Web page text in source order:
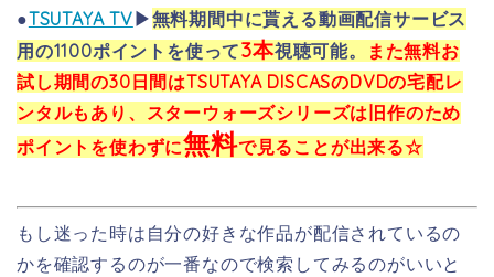
●TSUTAYA TV ▶無料期間中に貰える動画配信サービス
用の1100ポイントを使って3本視聴可能。
また無料お
試し期間の30日間はTSUTAYA DISCASのDVDの宅配レ
ンタルもあり、スターウォーズシリーズは旧作のため
ポイントを使わずに無料で見ることが出来る☆
もし迷った時は自分の好きな作品が配信されているの
かを確認するのが一番なので検索してみるのがいいと